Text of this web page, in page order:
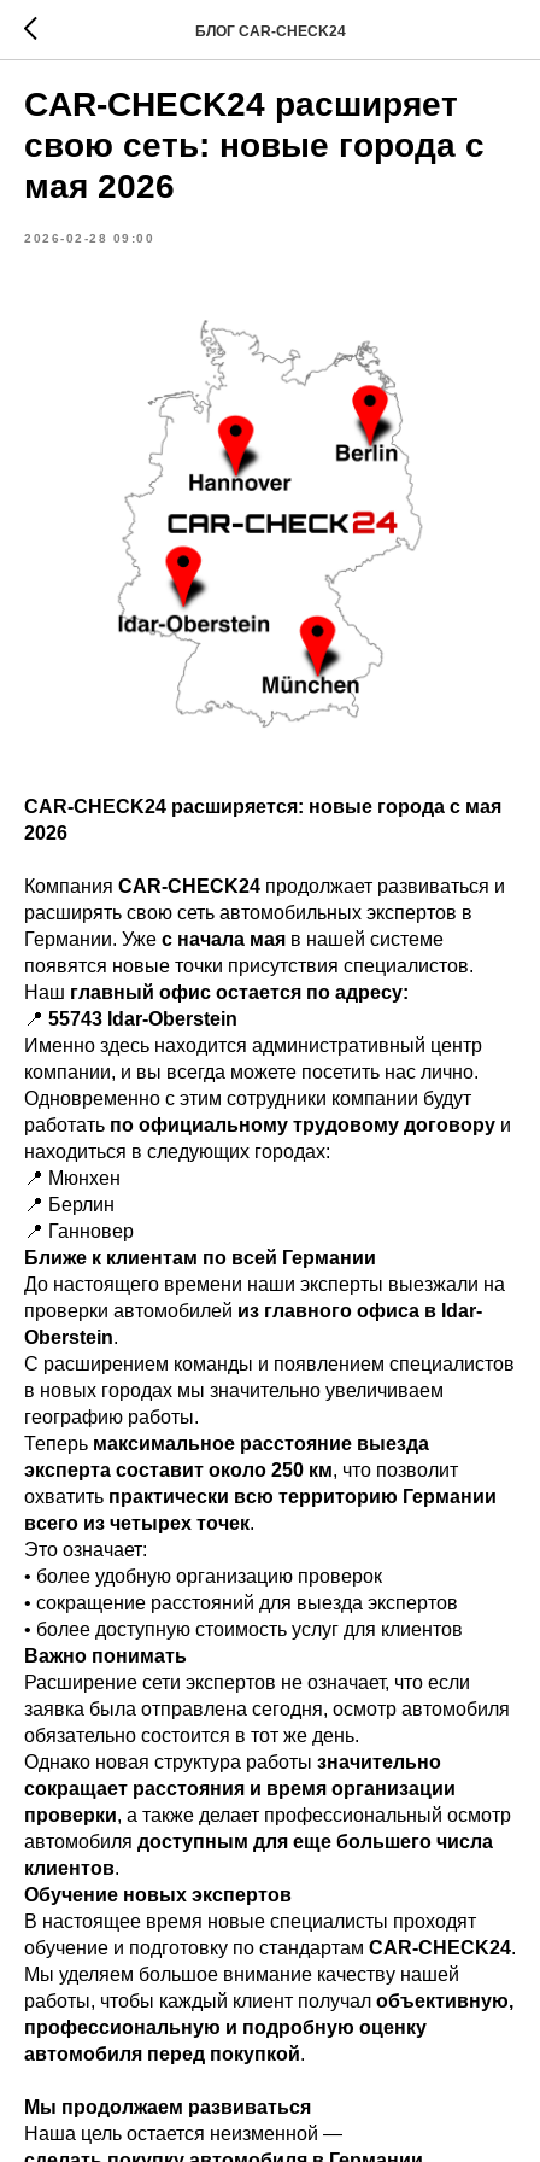
БЛОГ CAR-CHECK24
CAR-CHECK24 расширяет
свою сеть: новые города с
мая 2026
2026-02-28 09:00
CAR-CHECK24 расширяется: новые города с мая
2026
Компания CAR-CHECK24 продолжает развиваться и
расширять свою сеть автомобильных экспертов в
Германии. Уже с начала мая в нашей системе
появятся новые точки присутствия специалистов.
Наш главный офис остается по адресу:
📍 55743 Idar-Oberstein
Именно здесь находится административный центр
компании, и вы всегда можете посетить нас лично.
Одновременно с этим сотрудники компании будут
работать по официальному трудовому договору и
находиться в следующих городах:
📍 Мюнхен
📍 Берлин
📍 Ганновер
Ближе к клиентам по всей Германии
До настоящего времени наши эксперты выезжали на
проверки автомобилей из главного офиса в Idar-
Oberstein.
С расширением команды и появлением специалистов
в новых городах мы значительно увеличиваем
географию работы.
Теперь максимальное расстояние выезда
эксперта составит около 250 км, что позволит
охватить практически всю территорию Германии
всего из четырех точек.
Это означает:
• более удобную организацию проверок
• сокращение расстояний для выезда экспертов
• более доступную стоимость услуг для клиентов
Важно понимать
Расширение сети экспертов не означает, что если
заявка была отправлена сегодня, осмотр автомобиля
обязательно состоится в тот же день.
Однако новая структура работы значительно
сокращает расстояния и время организации
проверки, а также делает профессиональный осмотр
автомобиля доступным для еще большего числа
клиентов.
Обучение новых экспертов
В настоящее время новые специалисты проходят
обучение и подготовку по стандартам CAR-CHECK24.
Мы уделяем большое внимание качеству нашей
работы, чтобы каждый клиент получал объективную,
профессиональную и подробную оценку
автомобиля перед покупкой.
Мы продолжаем развиваться
Наша цель остается неизменной —